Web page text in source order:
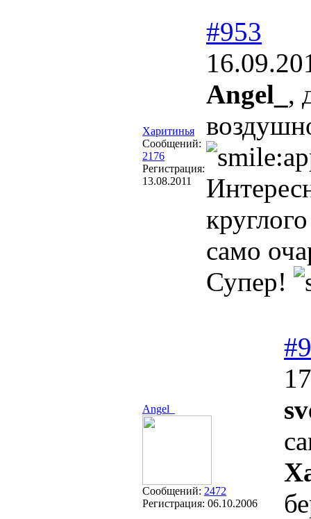
Харитинья
Сообщений:
2176
Регистрация:
13.08.2011
#953
Angel_ ,
само
Супер!
Angel_
Сообщений: 2472
Регистрация: 06.10.2006